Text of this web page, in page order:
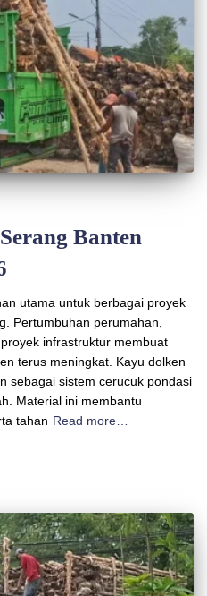
Banten
utama untuk berbagai proyek
Pertumbuhan perumahan,
infrastruktur membuat
terus meningkat. Kayu dolken
sebagai sistem cerucuk pondasi
Material ini membantu
tahan Read more…